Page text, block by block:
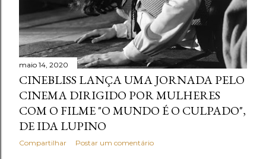
maio 14, 2020
CINEBLISS LANÇA UMA JORNADA PELO
CINEMA DIRIGIDO POR MULHERES
COM O FILME "O MUNDO É O CULPADO",
DE IDA LUPINO
Compartilhar Postar um comentário